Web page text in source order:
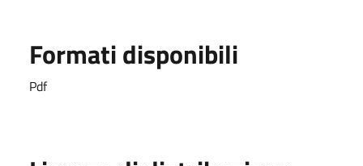
Formati disponibili
Pdf